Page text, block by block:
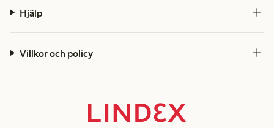
Hjälp
Villkor och policy